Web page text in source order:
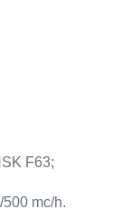
F63;
mc/h.